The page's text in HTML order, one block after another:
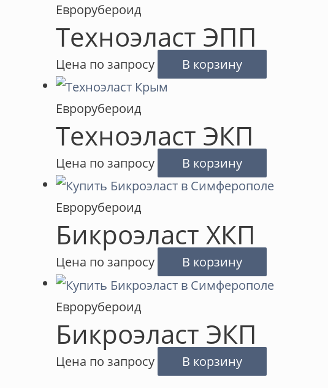
Еврорубероид
Техноэласт ЭПП
Цена по запросу В корзину
Еврорубероид
Техноэласт ЭКП
Цена по запросу В корзину
Еврорубероид
Бикроэласт ХКП
Цена по запросу В корзину
Еврорубероид
Бикроэласт ЭКП
Цена по запросу В корзину